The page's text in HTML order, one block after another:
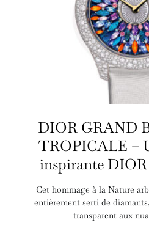
DIOR GRAND
TROPICALE –
inspirante DIOR
Cet hommage à la Nature
entièrement serti de
transparent aux